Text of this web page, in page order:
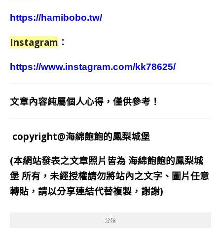
https://hamibobo.tw/
Instagram ：
https://www.instagram.com/kk78625/
文章內容純屬個人心得，僅供參考！
copyright@海綿飽飽的鳳梨城堡
(本網站發表之文章照片皆為 海綿飽飽的鳳梨城
堡 所有，未經授權請勿將站內之文字、圖片任意
轉貼，請以分享連結代替複製，謝謝)
分類